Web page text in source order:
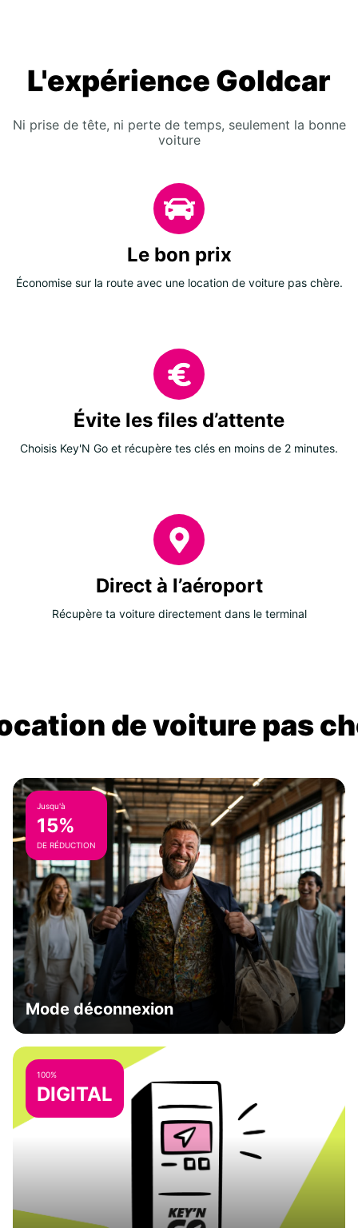
L'expérience Goldcar
Ni prise de tête, ni perte de temps, seulement la bonne
voiture
Le bon prix
Économise sur la route avec une location de voiture pas chère.
Évite les files d’attente
Choisis Key'N Go et récupère tes clés en moins de 2 minutes.
Direct à l’aéroport
Récupère ta voiture directement dans le terminal
de voiture pas
Jusqu'à
15%
DE RÉDUCTION
Mode déconnexion
100%
DIGITAL